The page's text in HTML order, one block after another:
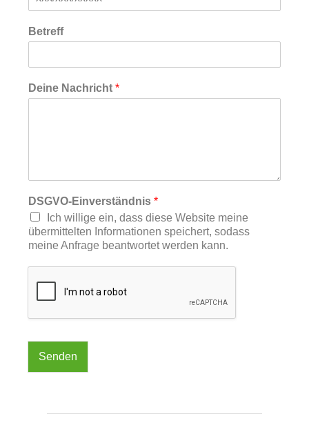
Betreff
Deine Nachricht *
DSGVO-Einverständnis *
Ich willige ein, dass diese Website meine
übermittelten Informationen speichert, sodass
meine Anfrage beantwortet werden kann.
Senden